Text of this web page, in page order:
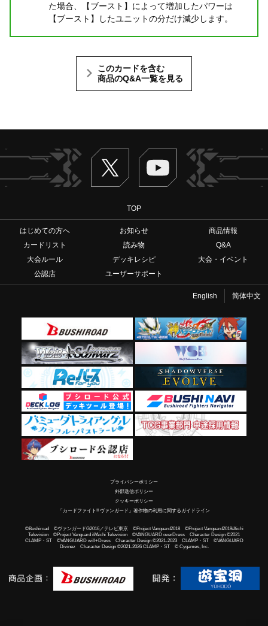
た場合、【ブースト】によって増加したパワーは
【ブースト】したユニットの分だけ減少します。
このカードを含む
商品のQ&A一覧を見る
Twitter ヴァンガードch
TOP
はじめての方へ お知らせ
商品情報
カードリスト
読み物
Q&A
大会ルール
デッキレシピ
大会・イベント
公認店
ユーザーサポート
English 简体中文
プライバシーポリシー
外部送信ポリシー
クッキーポリシー
「カードファイト!! ヴァンガード」著作物の利用に関するガイドライン
©Bushiroad ©ヴァンガードG2016／テレビ東京 ©Project Vanguard2018 ©Project Vanguard2019/Aichi
Television ©Project Vanguard if/Aichi Television ©VANGUARD overDress Character Design ©2021
CLAMP・ST ©VANGUARD will+Dress Character Design ©2021-2023 CLAMP・ST ©VANGUARD
Divinez Character Design ©2021-2026 CLAMP・ST © Cygames, Inc.